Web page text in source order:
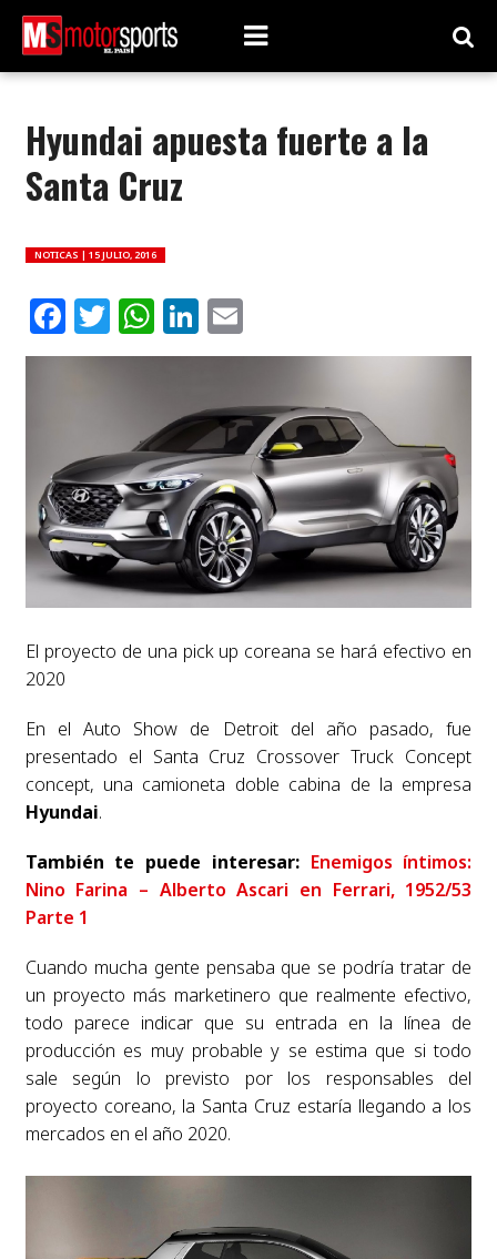
Hyundai apuesta fuerte a la
Santa Cruz
NOTICAS | 15 JULIO, 2016
Facebook
Twitter
WhatsApp
LinkedIn
Email
El proyecto de una pick up coreana se hará efectivo en
2020
En el Auto Show de Detroit del año pasado, fue
presentado el Santa Cruz Crossover Truck Concept
concept, una camioneta doble cabina de la empresa
Hyundai.
También te puede interesar: Enemigos íntimos:
Nino Farina – Alberto Ascari en Ferrari, 1952/53
Parte 1
Cuando mucha gente pensaba que se podría tratar de
un proyecto más marketinero que realmente efectivo,
todo parece indicar que su entrada en la línea de
producción es muy probable y se estima que si todo
sale según lo previsto por los responsables del
proyecto coreano, la Santa Cruz estaría llegando a los
mercados en el año 2020.